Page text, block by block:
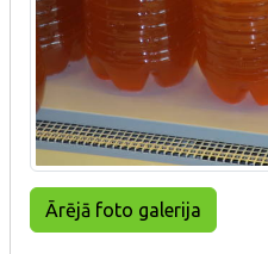
Ārējā foto galerija